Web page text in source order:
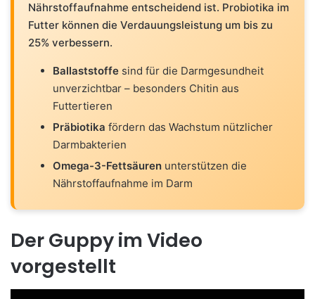
Nährstoffaufnahme entscheidend ist. Probiotika im
Futter können die Verdauungsleistung um bis zu
25% verbessern.
Ballaststoffe sind für die Darmgesundheit
unverzichtbar – besonders Chitin aus
Futtertieren
Präbiotika fördern das Wachstum nützlicher
Darmbakterien
Omega-3-Fettsäuren unterstützen die
Nährstoffaufnahme im Darm
Der Guppy im Video
vorgestellt